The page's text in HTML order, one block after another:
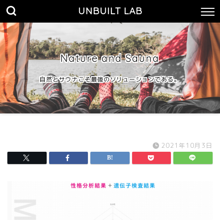
UNBUILT LAB
Nature and Sauna
自然とサウナこそ最強のソリューションである。
2021年10月3日